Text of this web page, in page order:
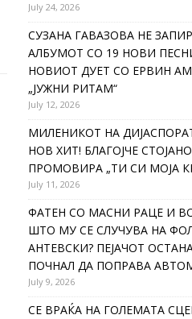
July 24, 2026
СУЗАНА ГАВАЗОВА НЕ
АЛБУМОТ СО 19 НОВИ
НОВИОТ ДУЕТ СО ЕРВИН
„ЈУЖНИ РИТАМ“
July 12, 2026
МИЛЕНИКОТ НА
НОВ ХИТ! БЛАГОЈЧЕ
ПРОМОВИРА „ТИ СИ МОЈА
July 11, 2026
ФАТЕН СО МАСНИ РАЦЕ И
ШТО МУ СЕ СЛУЧУВА НА
АНТЕВСКИ? ПЕЈАЧОТ
ПОЧНАЛ ДА ПОПРАВА
July 9, 2026
СЕ ВРАЌА НА ГОЛЕМАТА